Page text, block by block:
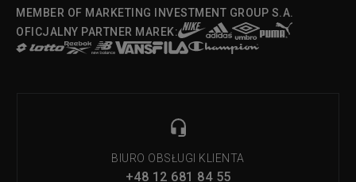
MEMBER OF MARKETING INVESTMENT GROUP S.A.
OFICJALNY PARTNER MAREK:
BIURO OBSŁUGI KLIENTA
+48 12 681 84 55